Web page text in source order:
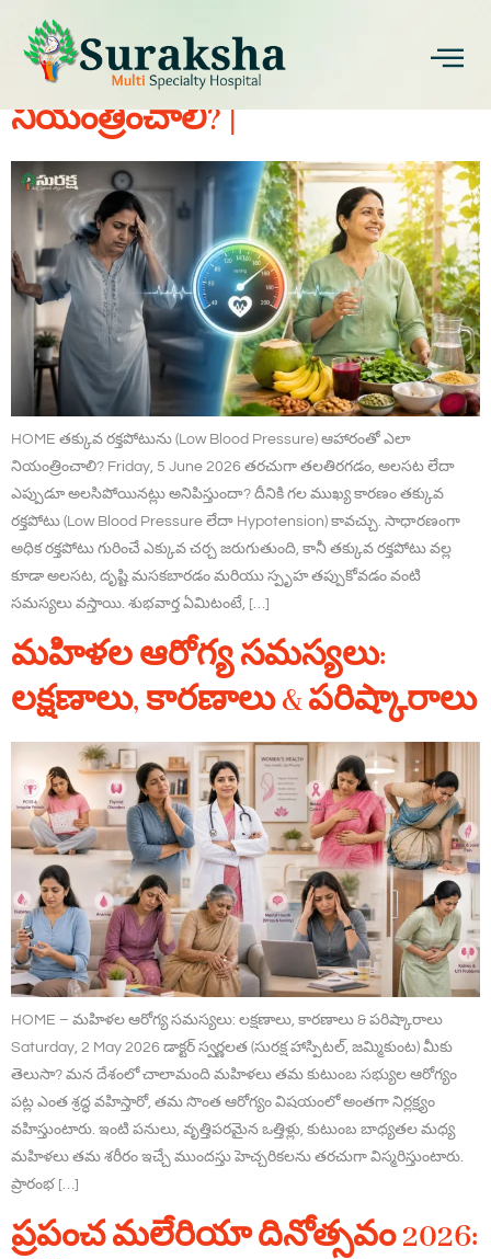
తక్కువ రక్తపోటును (Low Blood
Pressure) ఆహారంతో ఎలా
నియంత్రించాలి? |
HOME తక్కువ రక్తపోటును (Low Blood Pressure) ఆహారంతో ఎలా
నియంత్రించాలి? Friday, 5 June 2026 తరచుగా తలతిరగడం, అలసట లేదా
ఎప్పుడూ అలసిపోయినట్లు అనిపిస్తుందా? దీనికి గల ముఖ్య కారణం తక్కువ
రక్తపోటు (Low Blood Pressure లేదా Hypotension) కావచ్చు. సాధారణంగా
అధిక రక్తపోటు గురించే ఎక్కువ చర్చ జరుగుతుంది, కానీ తక్కువ రక్తపోటు వల్ల
కూడా అలసట, దృష్టి మసకబారడం మరియు స్పృహ తప్పుకోవడం వంటి
సమస్యలు వస్తాయి. శుభవార్త ఏమిటంటే, […]
మహిళల ఆరోగ్య సమస్యలు:
లక్షణాలు, కారణాలు & పరిష్కారాలు
HOME – మహిళల ఆరోగ్య సమస్యలు: లక్షణాలు, కారణాలు & పరిష్కారాలు
Saturday, 2 May 2026 డాక్టర్ స్వర్ణలత (సురక్ష హాస్పిటల్, జమ్మికుంట) మీకు
తెలుసా? మన దేశంలో చాలామంది మహిళలు తమ కుటుంబ సభ్యుల ఆరోగ్యం
పట్ల ఎంత శ్రద్ధ వహిస్తారో, తమ సొంత ఆరోగ్యం విషయంలో అంతగా నిర్లక్ష్యం
వహిస్తుంటారు. ఇంటి పనులు, వృత్తిపరమైన ఒత్తిళ్లు, కుటుంబ బాధ్యతల మధ్య
మహిళలు తమ శరీరం ఇచ్చే ముందస్తు హెచ్చరికలను తరచుగా విస్మరిస్తుంటారు.
ప్రారంభ […]
ప్రపంచ మలేరియా దినోత్సవం 2026: